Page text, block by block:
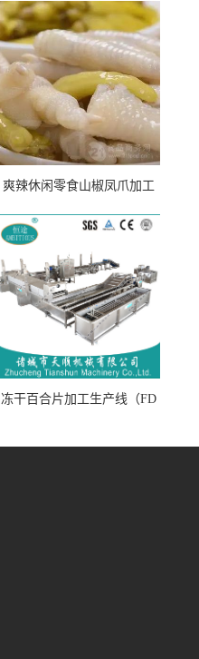
爽辣休闲零食山椒凤爪加工
流水线）
冻干百合片加工生产线（FD
线）